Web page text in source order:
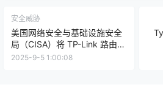
安全威胁
美国网络安全与基础设施安全
局（CISA）将 TP-Link 路由器
漏洞 CVE-2023-50224 和
2025-9-5 1:00:08